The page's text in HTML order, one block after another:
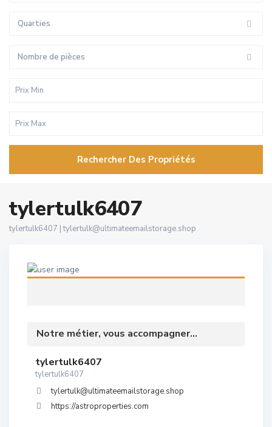
Quarties
Nombre de pièces
Rechercher Des Propriétés
tylertulk6407
tylertulk6407 |tylertulk@ultimateemailstorage.shop
Notre métier, vous accompagner...
tylertulk6407
tylertulk6407
tylertulk@ultimateemailstorage.shop
https://astroproperties.com